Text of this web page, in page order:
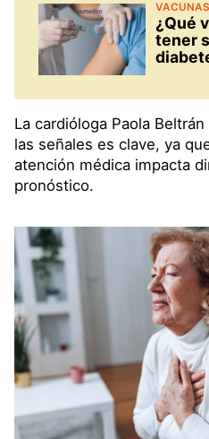
VACUNAS
¿Qué
tener
La cardióloga Paola
las señales es clave, ya
atención médica impacta
pronóstico.